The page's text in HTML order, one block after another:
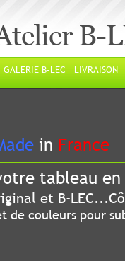
B-
GALERIE B-LEC LIVRAISON
in France
tableau
B-
couleurs pour